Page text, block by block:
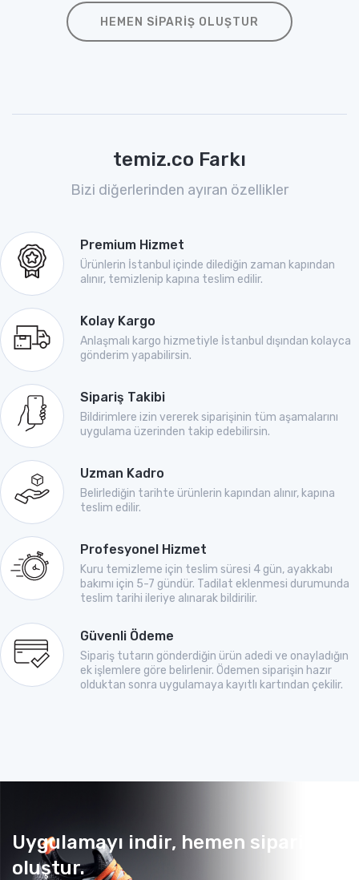
HEMEN SIPARIŞ OLUŞTUR
temiz.co Farkı
Bizi diğerlerinden ayıran özellikler
Premium Hizmet
Ürünlerin İstanbul içinde dilediğin zaman kapından
alınır, temizlenip kapına teslim edilir.
Kolay Kargo
Anlaşmalı kargo hizmetiyle İstanbul dışından kolayca
gönderim yapabilirsin.
Sipariş Takibi
Bildirimlere izin vererek siparişinin tüm aşamalarını
uygulama üzerinden takip edebilirsin.
Uzman Kadro
Belirlediğin tarihte ürünlerin kapından alınır, kapına
teslim edilir.
Profesyonel Hizmet
Kuru temizleme için teslim süresi 4 gün, ayakkabı
bakımı için 5-7 gündür. Tadilat eklenmesi durumunda
teslim tarihi ileriye alınarak bildirilir.
Güvenli Ödeme
Sipariş tutarın gönderdiğin ürün adedi ve onayladığın
ek işlemlere göre belirlenir. Ödemen siparişin hazır
olduktan sonra uygulamaya kayıtlı kartından çekilir.
Uygulamayı indir, hemen sipariş
oluştur.